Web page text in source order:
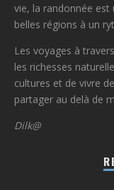
vie, la randonnée
belles régions à un
Les voyages à
les richesses
cultures et de vivre
partager au delà de
Dilk@